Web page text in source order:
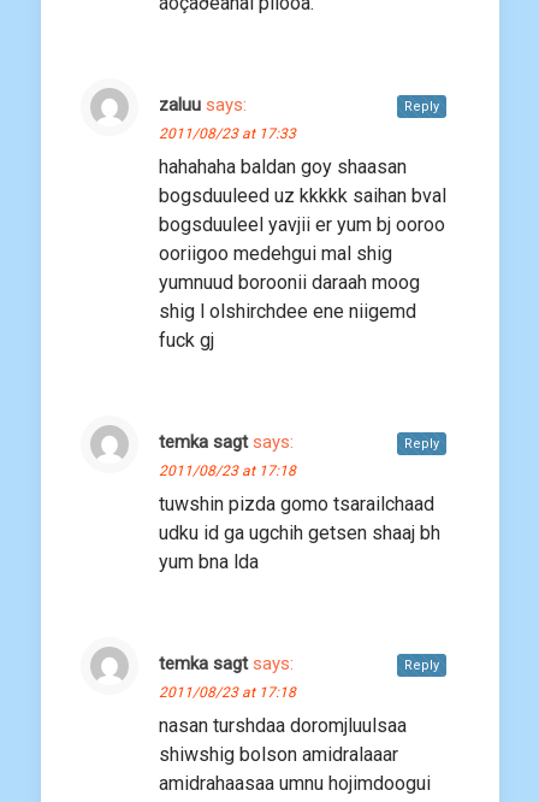
zaluu says:
2011/08/23 at 17:33
hahahaha baldan goy shaasan
bogsduuleed uz kkkkk saihan bval
bogsduuleel yavjii er yum bj ooroo
ooriigoo medehgui mal shig
yumnuud boroonii daraah moog
shig l olshirchdee ene niigemd
fuck gj
Reply
temka sagt says:
2011/08/23 at 17:18
tuwshin pizda gomo tsarailchaad
udku id ga ugchih getsen shaaj bh
yum bna lda
Reply
temka sagt says:
2011/08/23 at 17:18
nasan turshdaa doromjluulsaa
shiwshig bolson amidralaaar
amidrahaasaa umnu hojimdoogui
Reply